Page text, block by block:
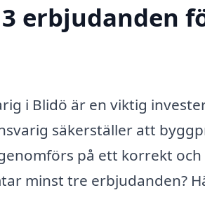
erbjudanden
i Blidö är en viktig
säkerställer att
på ett korrekt
minst tre erbjudanden?